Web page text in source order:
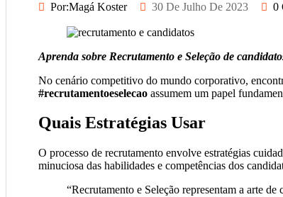
Por:Magá Koster 30 De Julho De 2023 0
Aprenda sobre Recrutamento e Seleção de
No cenário competitivo do mundo corporativo,
#recrutamentoeselecao assumem um papel
Quais Estratégias Usar
O processo de recrutamento envolve estratégias
minuciosa das habilidades e competências dos
“Recrutamento e Seleção representam a arte